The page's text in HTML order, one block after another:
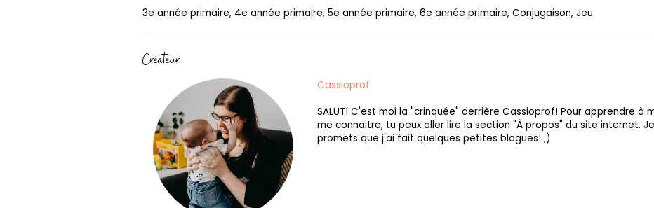
3e année primaire, 4e année primaire, 5e année primaire, 6e année primaire, Conjugaison, Jeu
Créateur
Cassioprof
SALUT! C'est moi la "crinquée" derrière Cassioprof! Pour apprendre à
me connaitre, tu peux aller lire la section "À propos" du site internet.
promets que j'ai fait quelques petites blagues! ;)